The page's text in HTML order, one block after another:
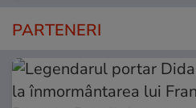
PARTENERI